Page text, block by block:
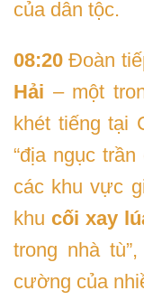
của dân tộc.
08:20 Đoàn
Hải – một
khét tiếng tại
“địa ngục
các khu vực
khu cối xay
trong nhà
cường của